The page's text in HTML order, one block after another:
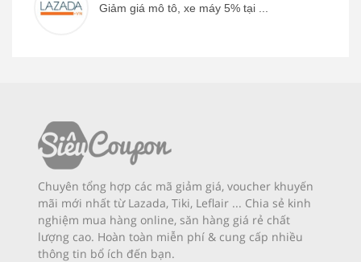
Giảm giá mô tô, xe máy 5% tại ...
Chuyên tổng hợp các mã giảm giá, voucher khuyến
mãi mới nhất từ Lazada, Tiki, Leflair ... Chia sẻ kinh
nghiệm mua hàng online, săn hàng giá rẻ chất
lượng cao. Hoàn toàn miễn phí & cung cấp nhiều
thông tin bổ ích đến bạn.